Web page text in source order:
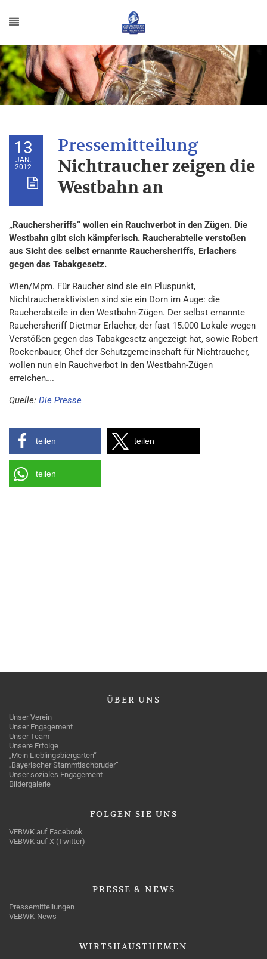
13
JAN.
2012
Nichtraucher zeigen die
Westbahn an
„Rauchersheriffs“ wollen ein Rauchverbot in den Zügen. Die
Westbahn gibt sich kämpferisch. Raucherabteile verstoßen
aus Sicht des selbst ernannte Rauchersheriffs, Erlachers
gegen das Tabakgesetz.
Wien/Mpm. Für Raucher sind sie ein Pluspunkt,
Nichtraucheraktivisten sind sie ein Dorn im Auge: die
Raucherabteile in den Westbahn-Zügen. Der selbst ernannte
Rauchersheriff Dietmar Erlacher, der fast 15.000 Lokale wegen
Verstößen gegen das Tabakgesetz angezeigt hat, sowie Robert
Rockenbauer, Chef der Schutzgemeinschaft für Nichtraucher,
wollen nun ein Rauchverbot in den Westbahn-Zügen
erreichen….
Quelle: Die Presse
teilen teilen
teilen
ÜBER UNS
Unser Verein
Unser Engagement
Unser Team
Unsere Erfolge
„Mein Lieblingsbiergarten“
„Bayerischer Stammtischbruder“
Unser soziales Engagement
Bildergalerie
FOLGEN SIE UNS
VEBWK auf Facebook
VEBWK auf X (Twitter)
PRESSE & NEWS
Pressemitteilungen
VEBWK-News
WIRTSHAUSTHEMEN